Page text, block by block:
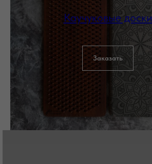
Каучуковые доски
Заказать